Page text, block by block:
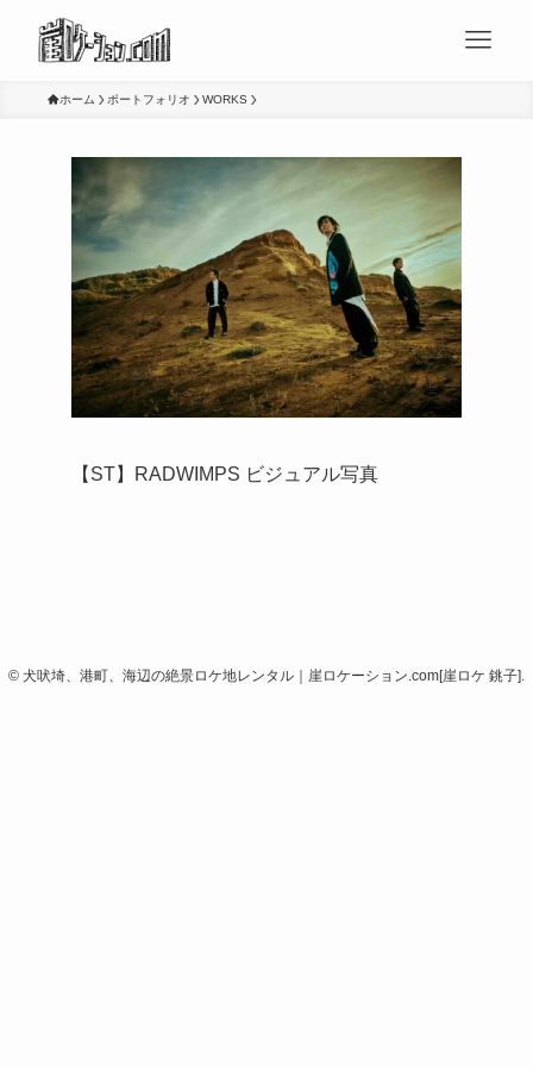
ホーム ポートフォリオ WORKS
【ST】RADWIMPS ビジュアル写真
© 犬吠埼、港町、海辺の絶景ロケ地レンタル｜崖ロケーション.com[崖ロケ 銚子].